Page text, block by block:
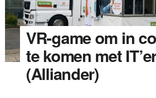
VR-game om in
te komen met
(Alliander)